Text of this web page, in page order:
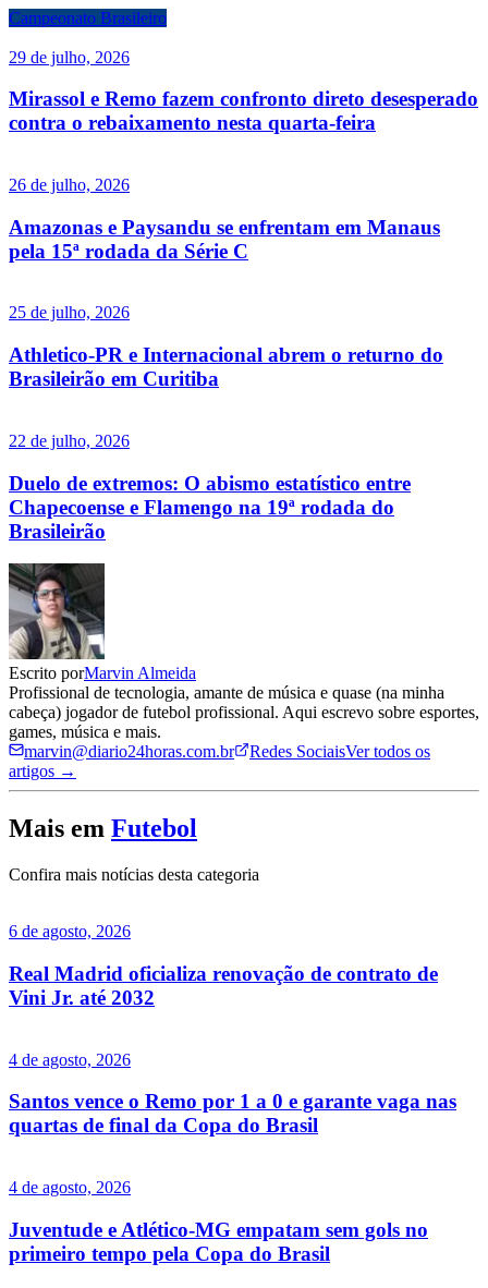
Campeonato Brasileiro
29 de julho, 2026
Mirassol e Remo fazem confronto direto desesperado
contra o rebaixamento nesta quarta-feira
26 de julho, 2026
Amazonas e Paysandu se enfrentam em Manaus
pela 15ª rodada da Série C
25 de julho, 2026
Athletico-PR e Internacional abrem o returno do
Brasileirão em Curitiba
22 de julho, 2026
Duelo de extremos: O abismo estatístico entre
Chapecoense e Flamengo na 19ª rodada do
Brasileirão
Escrito porMarvin Almeida
Profissional de tecnologia, amante de música e quase (na minha
cabeça) jogador de futebol profissional. Aqui escrevo sobre esportes,
games, música e mais.
marvin@diario24horas.com.br
Redes SociaisVer todos os
artigos →
Mais em Futebol
Confira mais notícias desta categoria
6 de agosto, 2026
Real Madrid oficializa renovação de contrato de
Vini Jr. até 2032
4 de agosto, 2026
Santos vence o Remo por 1 a 0 e garante vaga nas
quartas de final da Copa do Brasil
4 de agosto, 2026
Juventude e Atlético-MG empatam sem gols no
primeiro tempo pela Copa do Brasil